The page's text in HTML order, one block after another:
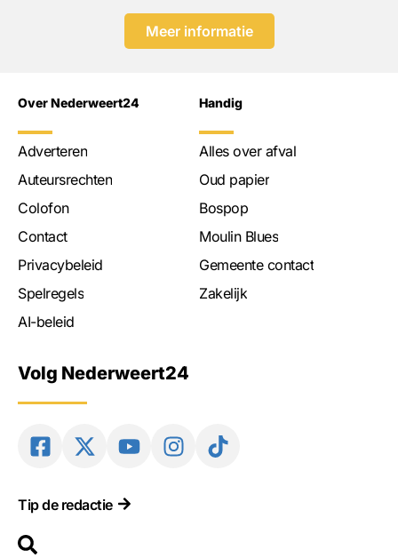
Meer informatie
Over Nederweert24
Adverteren
Auteursrechten
Colofon
Contact
Privacybeleid
Spelregels
AI-beleid
Handig
Alles over afval
Oud papier
Bospop
Moulin Blues
Gemeente contact
Zakelijk
Volg Nederweert24
Tip de redactie